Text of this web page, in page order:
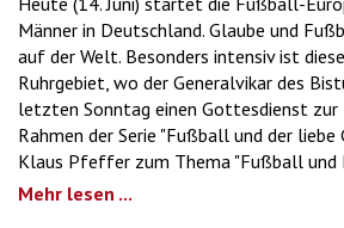
Männer in Deutschland. Glaube und
auf der Welt. Besonders intensiv ist
Ruhrgebiet, wo der Generalvikar des
letzten Sonntag einen Gottesdienst zur
Rahmen der Serie "Fußball und der
Klaus Pfeffer zum Thema "Fußball und
Mehr lesen ...